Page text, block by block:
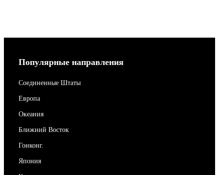
Популярные направления
Соединенные Штаты
Европа
Океания
Ближний Восток
Гонконг.
Япония